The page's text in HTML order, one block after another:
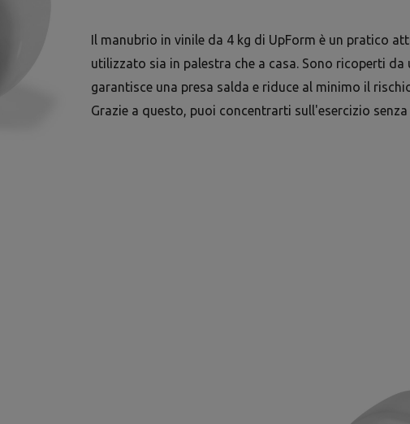
Il manubrio in vinile da 4 kg di UpForm è un pratico
utilizzato sia in palestra che a casa. Sono ricoperti
garantisce una presa salda e riduce al minimo il
Grazie a questo, puoi concentrarti sull'esercizio